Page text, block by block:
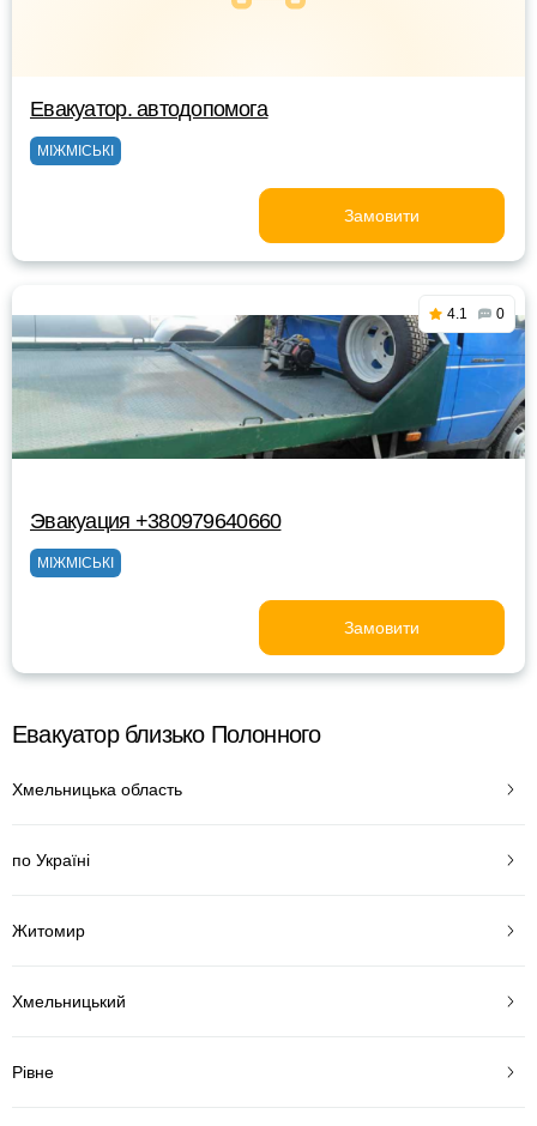
Евакуатор. автодопомога
МІЖМІСЬКІ
Замовити
4.1 0
Эвакуация +380979640660
МІЖМІСЬКІ
Замовити
Евакуатор близько Полонного
Хмельницька область
по Україні
Житомир
Хмельницький
Рівне